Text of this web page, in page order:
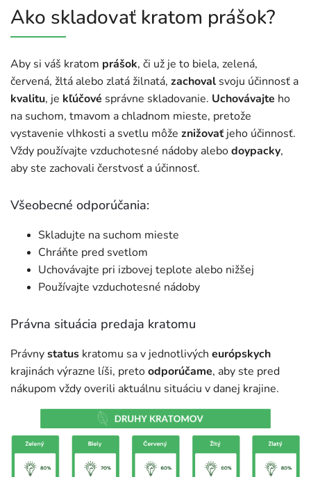
Ako skladovať kratom prášok?
Aby si váš kratom prášok, či už je to biela, zelená,
červená, žltá alebo zlatá žilnatá, zachoval svoju účinnosť a
kvalitu, je kľúčové správne skladovanie. Uchovávajte ho
na suchom, tmavom a chladnom mieste, pretože
vystavenie vlhkosti a svetlu môže znižovaťjeho účinnosť.
Vždy používajte vzduchotesné nádoby alebodoypacky,
aby ste zachovali čerstvosť a účinnosť.
Všeobecné odporúčania:
Skladujte na suchom mieste
Chráňte pred svetlom
Uchovávajte pri izbovej teplote alebo nižšej
Používajte vzduchotesné nádoby
Právna situácia predaja kratomu
Právnystatus kratomu sa v jednotlivých európskych
krajinách výrazne líši, pretoodporúčame, aby ste pred
nákupom vždy overili aktuálnu situáciu v danej krajine.